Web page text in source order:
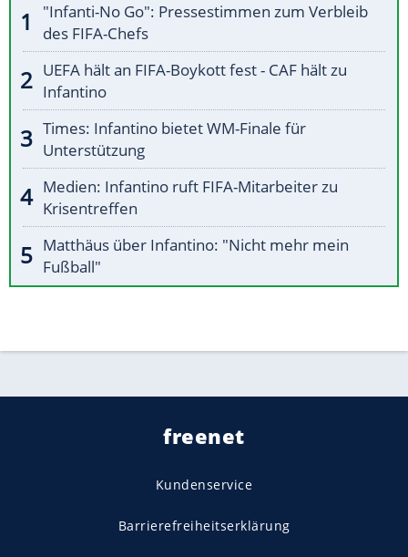
"Infanti-No Go": Pressestimmen zum Verbleib
des FIFA-Chefs
UEFA hält an FIFA-Boykott fest - CAF hält zu
Infantino
Times: Infantino bietet WM-Finale für
Unterstützung
Medien: Infantino ruft FIFA-Mitarbeiter zu
Krisentreffen
Matthäus über Infantino: "Nicht mehr mein
Fußball"
freenet
Kundenservice
Barrierefreiheitserklärung